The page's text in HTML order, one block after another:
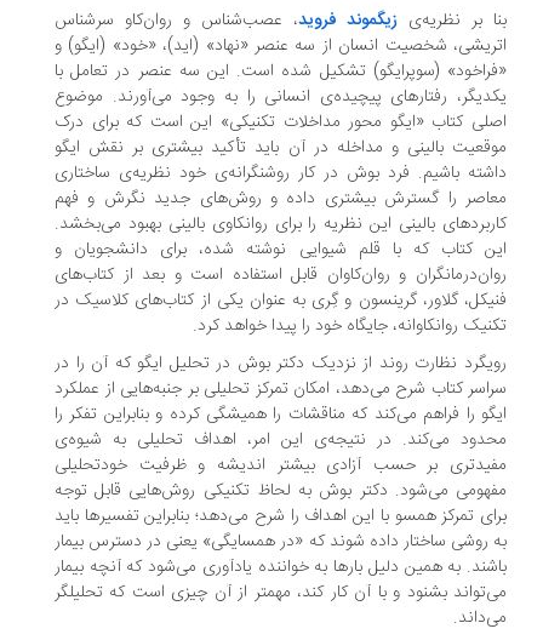
بر نظریه‌یزیگموند فروید ، عصب‌شناس و روان‌کاو سرشناس
شخصیت انسان از سه عنصر «نهاد» (اید)، «خود» (ایگو) و
(سوپرایگو) تشکیل شده ‌است. این سه عنصر در تعامل با
رفتارهای پیچیده‌ی انسانی را به وجود می‌آورند. موضوع
کتاب «ایگو محور مداخلات تکنیکی» این است که برای درک
بالینی و مداخله در آن باید تأکید بیشتری بر نقش ایگو
باشیم. فرد بوش در کار روشنگرانه‌ی خود نظریه‌ی ساختاری
را گسترش بیشتری داده و روش‌های جدید نگرش و فهم
بالینی این نظریه را برای روانکاوی بالینی بهبود می‌بخشد.
کتاب که با قلم شیوایی نوشته شده، برای دانشجویان و
و روان‌کاوان قابل استفاده است و بعد از کتاب‌های
گلاور، گرینسون و گِری به عنوان یکی از کتاب‌های کلاسیک در
روانکاوانه، جایگاه خود را پیدا خواهد کرد.
نظارت روند از نزدیک دکتر بوش در تحلیل ایگو که آن را در
کتاب شرح می‌دهد، امکان تمرکز تحلیلی بر جنبه‌هایی از عملکرد
را فراهم می‌کند که مناقشات را همیشگی کرده و بنابراین تفکر را
می‌کند. در نتیجه‌ی این امر، اهداف تحلیلی به شیوه‌ی
بر حسب آزادی بیشتر اندیشه و ظرفیت خودتحلیلی
می‌شود. دکتر بوش به لحاظ تکنیکی روش‌هایی قابل توجه
تمرکز همسو با این اهداف را شرح می‌دهد؛ بنابراین تفسیرها باید
روشی ساختار داده شوند که «در همسایگی» یعنی در دسترس بیمار
به همین دلیل بارها به خواننده یادآوری می‌شود که آنچه بیمار
بشنود و با آن کار کند، مهمتر از آن چیزی است که تحلیلگر